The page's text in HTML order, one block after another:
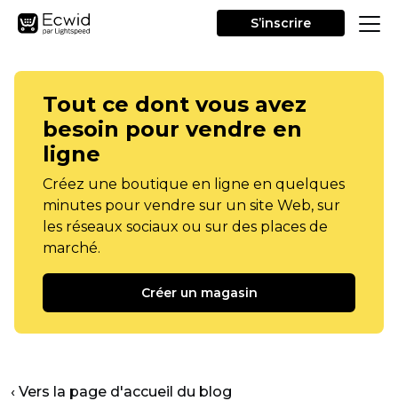
S’inscrire
Tout ce dont vous avez
besoin pour vendre en
ligne
Créez une boutique en ligne en quelques
minutes pour vendre sur un site Web, sur
les réseaux sociaux ou sur des places de
marché.
Créer un magasin
‹ Vers la page d'accueil du blog